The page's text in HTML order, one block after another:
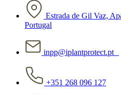
Estrada de Gil Vaz,
Portugal
inpp@iplantprotect.pt
+351 268 096 127